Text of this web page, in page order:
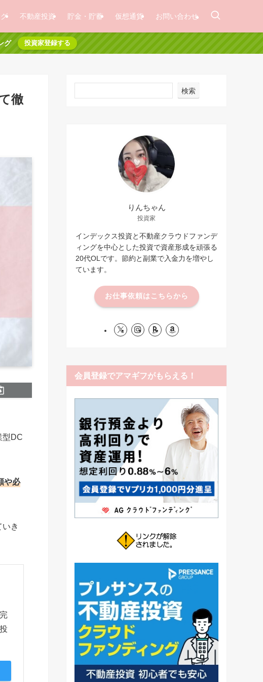
不動産投資 貯金・貯蓄 仮想通貨 お問い合わせ
グ 投資家登録する
徹
型DC
や必
き
検索
りんちゃん
投資家
インデックス投資と不動産クラウドファンデ
ィングを中心とした投資で資産形成を頑張る
20代OLです。節約と副業で入金力を増やし
ています。
お仕事依頼はこちらから
会員登録でアマギフがもらえる！